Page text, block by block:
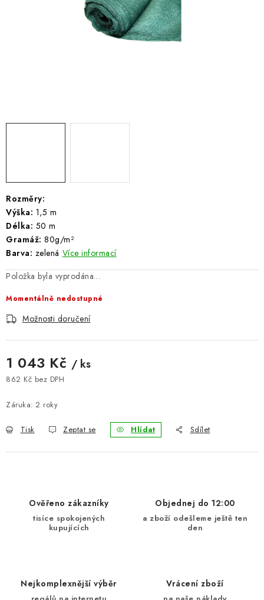
PARKOVACÍ BLOKÁDY
HODNOCENÍ OBCHODU
B2B - VELKOOBCHOD
NAPIŠTE NÁM
KONTAKTY
BLOG
Cookies
Bezpečnostní certifikáty
Rozměry:
Výška: 1,5 m
Délka: 50 m
Gramáž: 80g/m²
Barva: zelená Více informací
Položka byla vyprodána…
Momentálně nedostupné
Možnosti doručení
1 043 Kč / ks
862 Kč bez DPH
Záruka: 2 roky
Tisk Zeptat se Hlídat Sdílet
Ověřeno zákazníky
tisíce spokojených
kupujících
Objednej do 12:00
a zboží odešleme ještě ten
den
Nejkomplexnější výběr Vrácení zboží